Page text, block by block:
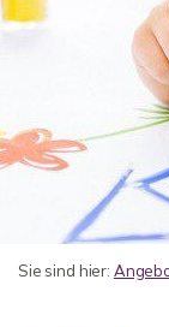
Sie sind hier: